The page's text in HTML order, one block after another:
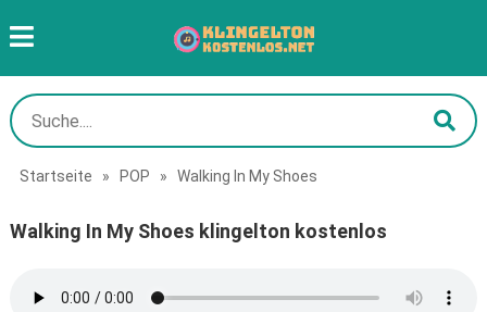
Startseite » POP » Walking In My Shoes
Walking In My Shoes klingelton kostenlos